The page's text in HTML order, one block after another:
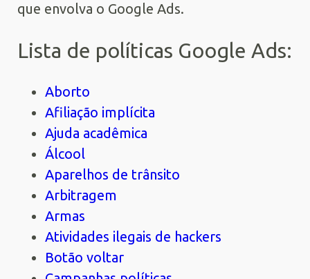
que envolva o Google Ads.
Lista de políticas Google Ads:
Aborto
Afiliação implícita
Ajuda acadêmica
Álcool
Aparelhos de trânsito
Arbitragem
Armas
Atividades ilegais de hackers
Botão voltar